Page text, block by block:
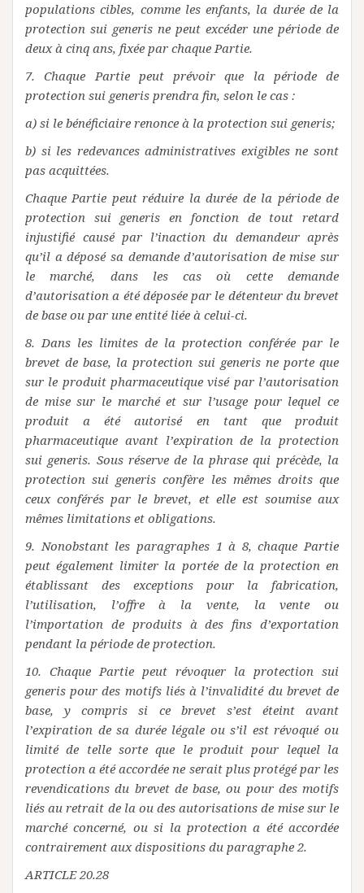
populations cibles, comme les enfants, la durée de la
protection sui generis ne peut excéder une période de
deux à cinq ans, fixée par chaque Partie.
7. Chaque Partie peut prévoir que la période de
protection sui generis prendra fin, selon le cas :
a) si le bénéficiaire renonce à la protection sui generis;
b) si les redevances administratives exigibles ne sont
pas acquittées.
Chaque Partie peut réduire la durée de la période de
protection sui generis en fonction de tout retard
injustifié causé par l’inaction du demandeur après
qu’il a déposé sa demande d’autorisation de mise sur
le marché, dans les cas où cette demande
d’autorisation a été déposée par le détenteur du brevet
de base ou par une entité liée à celui-ci.
8. Dans les limites de la protection conférée par le
brevet de base, la protection sui generis ne porte que
sur le produit pharmaceutique visé par l’autorisation
de mise sur le marché et sur l’usage pour lequel ce
produit a été autorisé en tant que produit
pharmaceutique avant l’expiration de la protection
sui generis. Sous réserve de la phrase qui précède, la
protection sui generis confère les mêmes droits que
ceux conférés par le brevet, et elle est soumise aux
mêmes limitations et obligations.
9. Nonobstant les paragraphes 1 à 8, chaque Partie
peut également limiter la portée de la protection en
établissant des exceptions pour la fabrication,
l’utilisation, l’offre à la vente, la vente ou
l’importation de produits à des fins d’exportation
pendant la période de protection.
10. Chaque Partie peut révoquer la protection sui
generis pour des motifs liés à l’invalidité du brevet de
base, y compris si ce brevet s’est éteint avant
l’expiration de sa durée légale ou s’il est révoqué ou
limité de telle sorte que le produit pour lequel la
protection a été accordée ne serait plus protégé par les
revendications du brevet de base, ou pour des motifs
liés au retrait de la ou des autorisations de mise sur le
marché concerné, ou si la protection a été accordée
contrairement aux dispositions du paragraphe 2.
ARTICLE 20.28